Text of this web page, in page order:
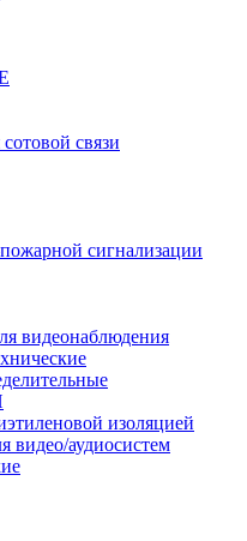
связи
сигнализации
видеонаблюдения
изоляцией
видео/аудиосистем